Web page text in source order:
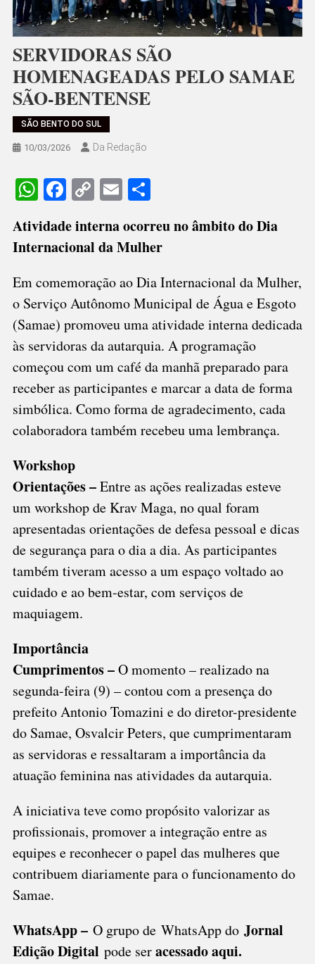
SERVIDORAS SÃO
HOMENAGEADAS PELO SAMAE
SÃO-BENTENSE
SÃO BENTO DO SUL
10/03/2026 Da Redação
WhatsApp
Facebook
CopyEmailShare
Atividade interna ocorreu no âmbito do Dia
Internacional da Mulher
Em comemoração ao Dia Internacional da Mulher,
o Serviço Autônomo Municipal de Água e Esgoto
(Samae) promoveu uma atividade interna dedicada
às servidoras da autarquia. A programação
começou com um café da manhã preparado para
receber as participantes e marcar a data de forma
simbólica. Como forma de agradecimento, cada
colaboradora também recebeu uma lembrança.
Workshop
Orientações –Entre as ações realizadas esteve
um workshop de Krav Maga, no qual foram
apresentadas orientações de defesa pessoal e dicas
de segurança para o dia a dia. As participantes
também tiveram acesso a um espaço voltado ao
cuidado e ao bem-estar, com serviços de
maquiagem.
Importância
Cumprimentos –O momento – realizado na
segunda-feira (9) – contou com a presença do
prefeito Antonio Tomazini e do diretor-presidente
do Samae, Osvalcir Peters, que cumprimentaram
as servidoras e ressaltaram a importância da
atuação feminina nas atividades da autarquia.
A iniciativa teve como propósito valorizar as
profissionais, promover a integração entre as
equipes e reconhecer o papel das mulheres que
contribuem diariamente para o funcionamento do
Samae.
WhatsApp – O grupo de WhatsApp do Jornal
Edição Digital pode seracessado aqui.